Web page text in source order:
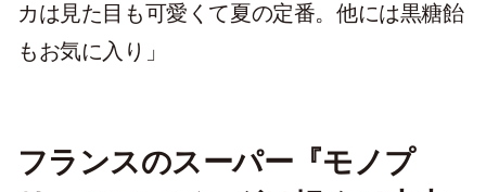
カは見た目も可愛くて夏の定番。他には黒糖飴
もお気に入り」
フランスのスーパー『モノプ